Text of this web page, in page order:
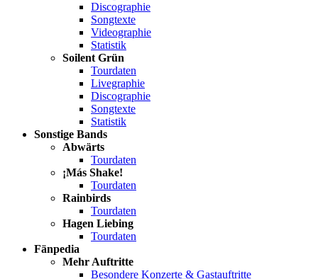
Discographie
Songtexte
Videographie
Statistik
Soilent Grün
Tourdaten
Livegraphie
Discographie
Songtexte
Statistik
Sonstige Bands
Abwärts
Tourdaten
¡Más Shake!
Tourdaten
Rainbirds
Tourdaten
Hagen Liebing
Tourdaten
Fänpedia
Mehr Auftritte
Besondere Konzerte & Gastauftritte